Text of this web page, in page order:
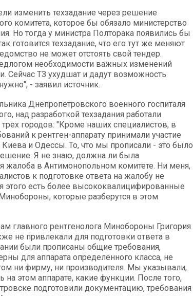
изменить техзадание через решение
комитета, которое бы обязало министерство
Но тогда у министра Полторака появились бы
готовится техзадание, что его тут же меняют
не может отстоять свой тендер.
необходимости важных изменений
Сейчас ТЗ ухудшат и дадут возможность
- заявил источник.
Днепропетровского военного госпиталя
над разработкой техзадания работали
городов: "Кроме наших специалистов, в
к рентген-аппарату принимали участие
и Одессы. То, что мы прописали - это было
Я не знаю, должна ли была
жалоба в Антимонопольном комитете. Ни меня,
к подготовке ответа на жалобу не
этого есть более высококвалицифированные
которые разберутся в этом
главного рентгенолога Минобороны Григория
не привлекали для подготовки ответа в
были прописаны общие требования,
для аппарата определённого класса, не
ни фирму, ни производителя. Мы указывали,
на этом аппарате, какие функции. После того,
подготовили документацию, требования